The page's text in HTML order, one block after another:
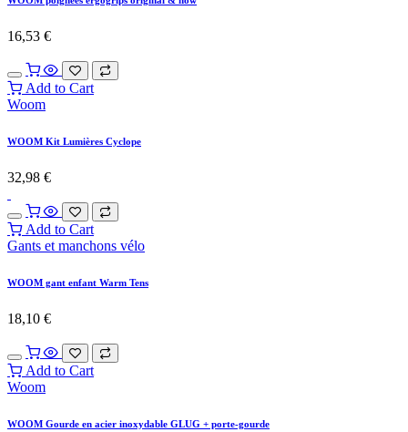
16,53 €
Add to Cart
Woom
WOOM Kit Lumières Cyclope
32,98 €
Add to Cart
Gants et manchons vélo
WOOM gant enfant Warm Tens
18,10 €
Add to Cart
Woom
WOOM Gourde en acier inoxydable GLUG + porte-gourde